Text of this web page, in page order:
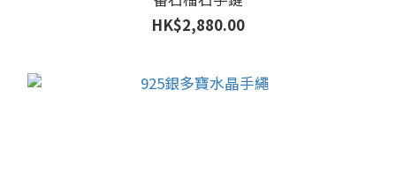
HK$2,880.00